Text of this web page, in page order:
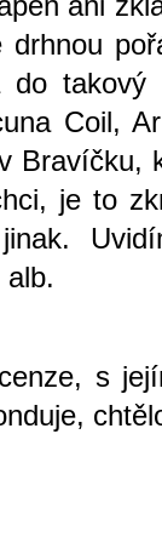
do
Coil,
Bravíčku,
je to
s